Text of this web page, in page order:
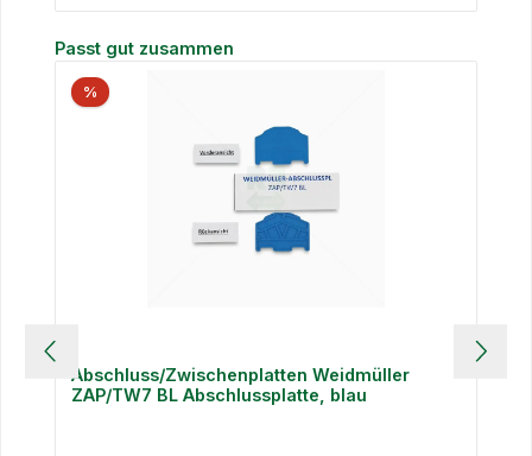
Produktgalerie überspringen
Passt gut zusammen
%
Abschluss/Zwischenplatten Weidmüller
ZAP/TW7 BL Abschlussplatte, blau